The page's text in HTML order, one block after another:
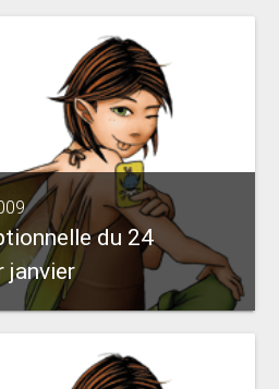
du 24
janvier